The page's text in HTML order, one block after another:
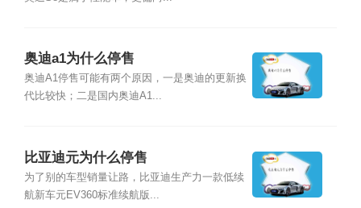
奥迪a1为什么停售
奥迪A1停售可能有两个原因，一是奥迪的更新换
代比较快；二是国内奥迪A1...
比亚迪元为什么停售
为了别的车型销量让路，比亚迪生产力一款低续
航新车元EV360标准续航版...